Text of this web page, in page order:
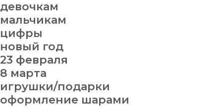
девочкам
мальчикам
цифры
новый год
23 февраля
8 марта
игрушки/подарки
оформление шарами